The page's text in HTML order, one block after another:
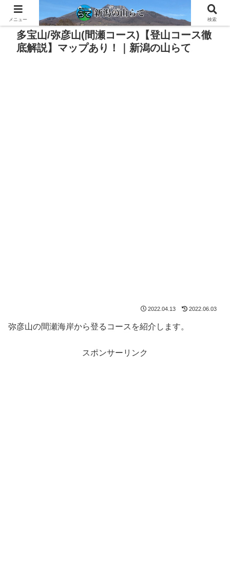
PR
多宝山/弥彦山(間瀬コース)【登山コース徹
底解説】マップあり！｜新潟の山らて
2022.04.13 2022.06.03
弥彦山の間瀬海岸から登るコースを紹介します。
スポンサーリンク
メニュー 検索